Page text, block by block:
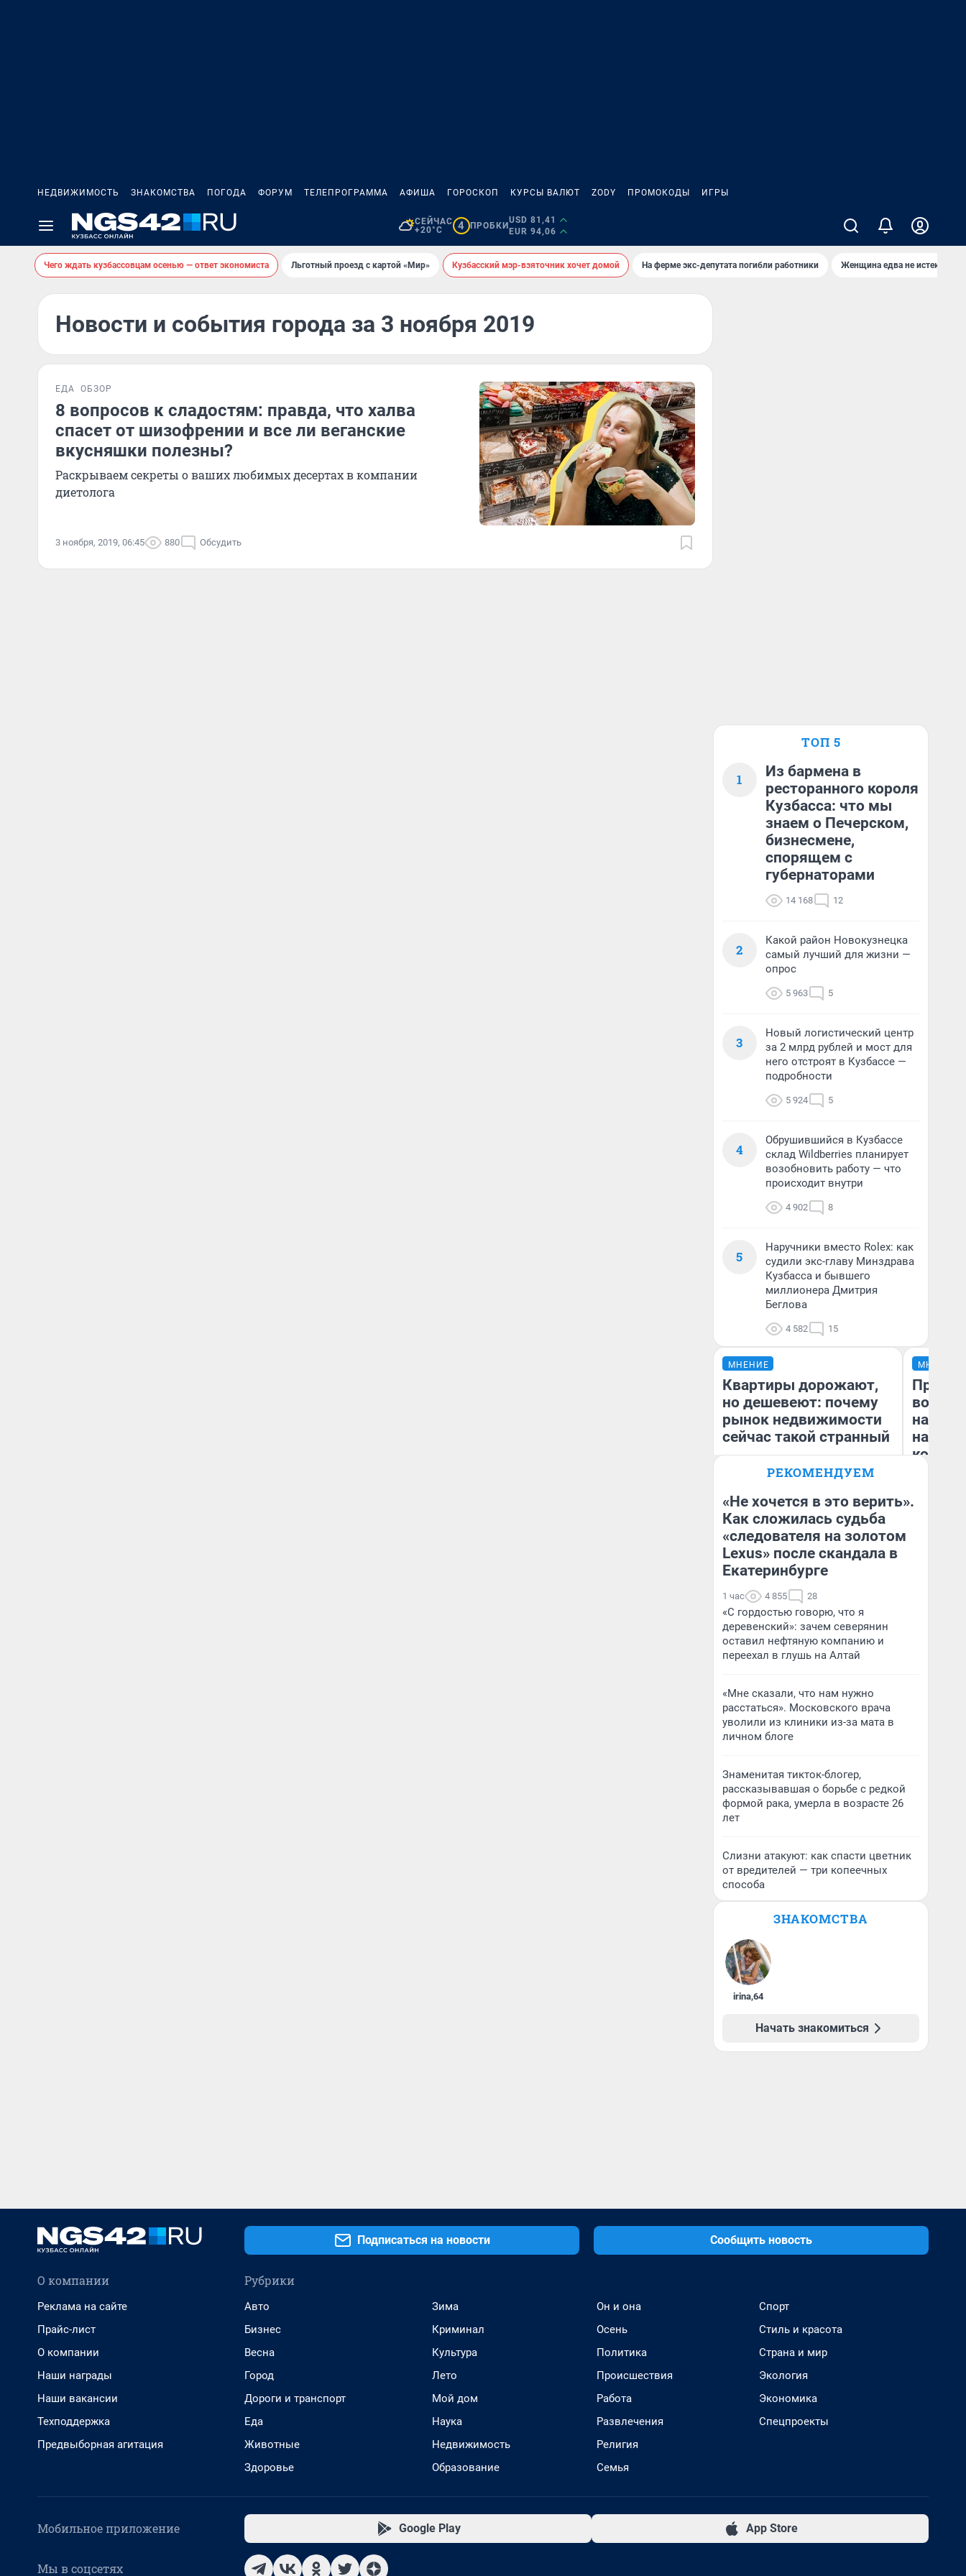
НЕДВИЖИМОСТЬ ЗНАКОМСТВА ПОГОДА ФОРУМ ТЕЛЕПРОГРАММА АФИША ГОРОСКОП КУРСЫ ВАЛЮТ ZODY ПРОМОКОДЫ ИГРЫ
СЕЙЧАС
+20°C
4 ПРОБКИ
USD 81,41
EUR 94,06
Чего ждать кузбассовцам осенью — ответ экономиста Льготный проезд с картой «Мир» Кузбасский мэр-взяточник хочет домой На ферме экс-депутата погибли работники Женщина едва не истекла
Новости и события города за 3 ноября 2019
ЕДА ОБЗОР
8 вопросов к сладостям: правда, что халва
спасет от шизофрении и все ли веганские
вкусняшки полезны?
Раскрываем секреты о ваших любимых десертах в компании
диетолога
3 ноября, 2019, 06:45 880 Обсудить
ТОП 5
1
Из бармена в
ресторанного короля
Кузбасса: что мы
знаем о Печерском,
бизнесмене,
спорящем с
губернаторами
14 168 12
2
Какой район Новокузнецка
самый лучший для жизни —
опрос
5 963 5
3
Новый логистический центр
за 2 млрд рублей и мост для
него отстроят в Кузбассе —
подробности
5 924 5
4
Обрушившийся в Кузбассе
склад Wildberries планирует
возобновить работу — что
происходит внутри
4 902 8
5
Наручники вместо Rolex: как
судили экс-главу Минздрава
Кузбасса и бывшего
миллионера Дмитрия
Беглова
4 582 15
МНЕНИЕ
Квартиры дорожают,
но дешевеют: почему
рынок недвижимости
сейчас такой странный
Екатерина Торопова
директор агентства
недвижимости
МНЕНИЕ
нам
РЕКОМЕНДУЕМ
«Не хочется в это верить».
Как сложилась судьба
«следователя на золотом
Lexus» после скандала в
Екатеринбурге
1 час 4 855 28
«С гордостью говорю, что я
деревенский»: зачем северянин
оставил нефтяную компанию и
переехал в глушь на Алтай
«Мне сказали, что нам нужно
расстаться». Московского врача
уволили из клиники из-за мата в
личном блоге
Знаменитая тикток-блогер,
рассказывавшая о борьбе с редкой
формой рака, умерла в возрасте 26
лет
Слизни атакуют: как спасти цветник
от вредителей — три копеечных
способа
ЗНАКОМСТВА
irina,64
Начать знакомиться
Подписаться на новости Сообщить новость
О компании
Реклама на сайте
Прайс-лист
О компании
Наши награды
Наши вакансии
Техподдержка
Предвыборная агитация
Рубрики
Авто
Бизнес
Весна
Город
Дороги и транспорт
Еда
Животные
Здоровье
Зима
Криминал
Культура
Лето
Мой дом
Наука
Недвижимость
Образование
Он и она
Осень
Политика
Происшествия
Работа
Развлечения
Религия
Семья
Спорт
Стиль и красота
Страна и мир
Экология
Экономика
Спецпроекты
Мобильное приложение Google Play App Store
Мы в соцсетях